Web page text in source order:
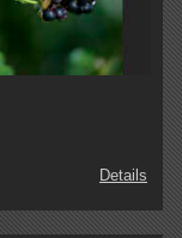
Details